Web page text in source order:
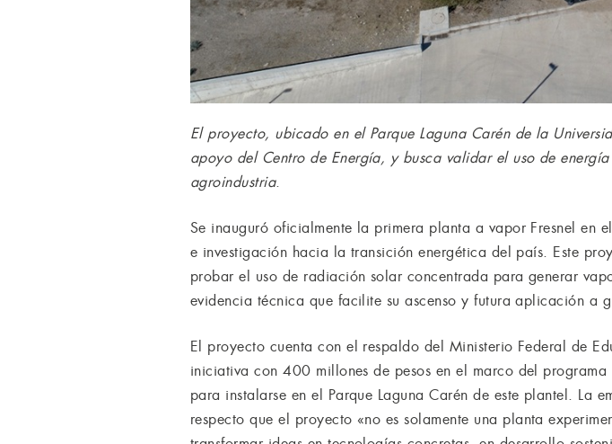
El proyecto, ubicado en el Parque Laguna Carén de la
apoyo del Centro de Energía, y busca validar el uso de
agroindustria.
Se inauguró oficialmente la primera planta a vapor Fresnel en
e investigación hacia la transición energética del país. Este
probar el uso de radiación solar concentrada para generar
evidencia técnica que facilite su ascenso y futura aplicación a
El proyecto cuenta con el respaldo del Ministerio Federal de
iniciativa con 400 millones de pesos en el marco del
para instalarse en el Parque Laguna Carén de este plantel. La
respecto que el proyecto «no es solamente una planta